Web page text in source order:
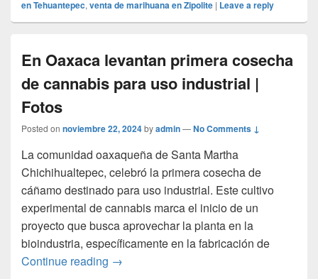
en Tehuantepec, venta de marihuana en Zipolite | Leave a reply
En Oaxaca levantan primera cosecha
de cannabis para uso industrial |
Fotos
Posted on noviembre 22, 2024byadmin—No Comments ↓
La comunidad oaxaqueña de Santa Martha
Chichihualtepec, celebró la primera cosecha de
cáñamo destinado para uso industrial. Este cultivo
experimental de cannabis marca el inicio de un
proyecto que busca aprovechar la planta en la
bioindustria, específicamente en la fabricación de
Continue reading En Oaxaca levantan primera cosecha
→